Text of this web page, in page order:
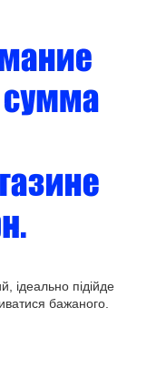
ідеально підійде
бажаного.